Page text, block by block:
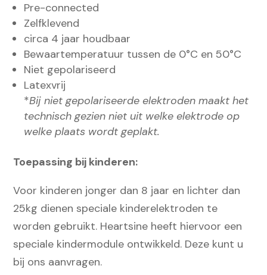
Pre-connected
Zelfklevend
circa 4 jaar houdbaar
Bewaartemperatuur tussen de 0°C en 50°C
Niet gepolariseerd
Latexvrij
*Bij niet gepolariseerde elektroden maakt het
technisch gezien niet uit welke elektrode op
welke plaats wordt geplakt.
Toepassing bij kinderen:
Voor kinderen jonger dan 8 jaar en lichter dan
25kg dienen speciale kinderelektroden te
worden gebruikt. Heartsine heeft hiervoor een
speciale kindermodule ontwikkeld. Deze kunt u
bij ons aanvragen.